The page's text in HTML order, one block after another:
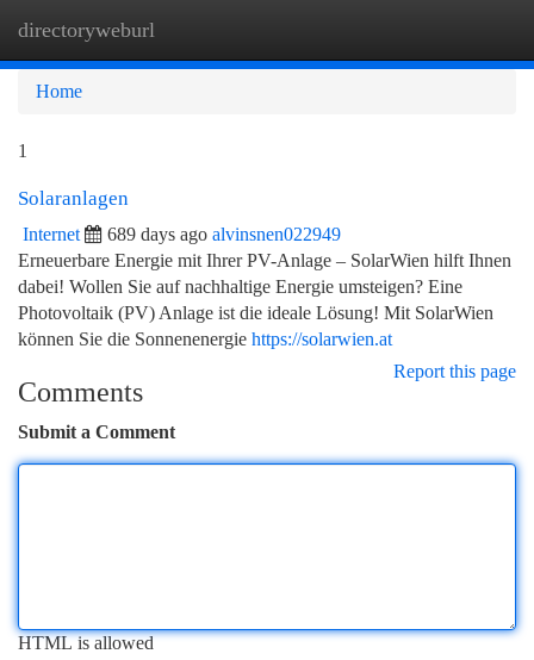
directoryweburl
Home
1
Solaranlagen
Internet 689 days ago alvinsnen022949
Erneuerbare Energie mit Ihrer PV-Anlage – SolarWien hilft Ihnen
dabei! Wollen Sie auf nachhaltige Energie umsteigen? Eine
Photovoltaik (PV) Anlage ist die ideale Lösung! Mit SolarWien
können Sie die Sonnenenergie https://solarwien.at
Report this page
Comments
Submit a Comment
HTML is allowed